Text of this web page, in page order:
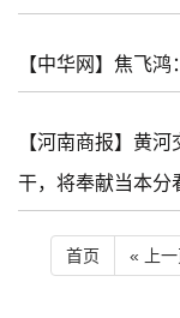
【中华网】焦飞
【河南商报】黄
干，将奉献当本分
首页 « 上一